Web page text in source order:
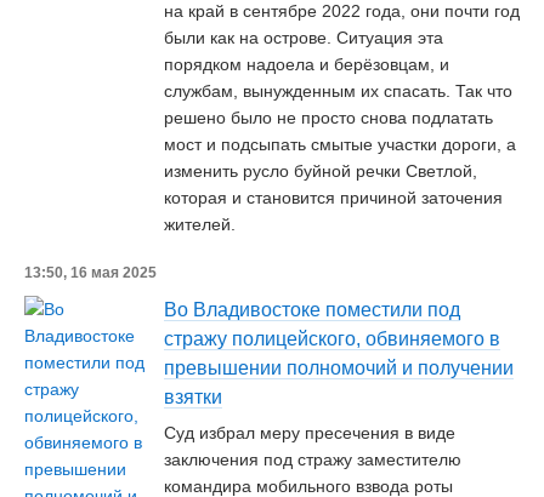
на край в сентябре 2022 года, они почти год
были как на острове. Ситуация эта
порядком надоела и берёзовцам, и
службам, вынужденным их спасать. Так что
решено было не просто снова подлатать
мост и подсыпать смытые участки дороги, а
изменить русло буйной речки Светлой,
которая и становится причиной заточения
жителей.
13:50, 16 мая 2025
Во Владивостоке поместили под
стражу полицейского, обвиняемого в
превышении полномочий и получении
взятки
Суд избрал меру пресечения в виде
заключения под стражу заместителю
командира мобильного взвода роты